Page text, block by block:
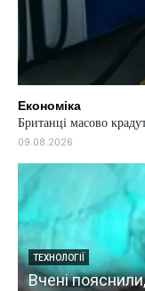
Економіка
Британці масово
09.08.2026
ВІЙНА
Запорізька АЕС